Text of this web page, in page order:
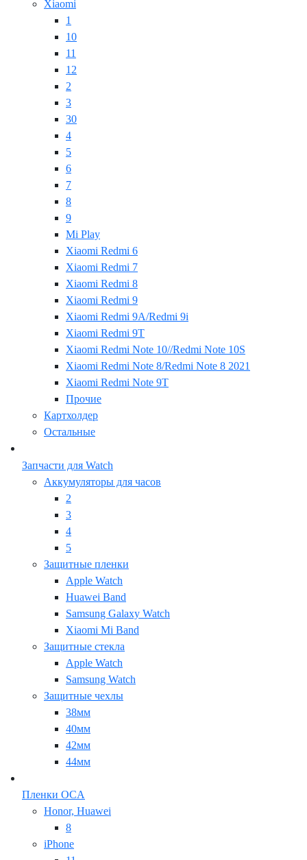
Xiaomi
1
10
11
12
2
3
30
4
5
6
7
8
9
Mi Play
Xiaomi Redmi 6
Xiaomi Redmi 7
Xiaomi Redmi 8
Xiaomi Redmi 9
Xiaomi Redmi 9A/Redmi 9i
Xiaomi Redmi 9T
Xiaomi Redmi Note 10//Redmi Note 10S
Xiaomi Redmi Note 8/Redmi Note 8 2021
Xiaomi Redmi Note 9T
Прочие
Картхолдер
Остальные
Запчасти для Watch
Аккумуляторы для часов
2
3
4
5
Защитные пленки
Apple Watch
Huawei Band
Samsung Galaxy Watch
Xiaomi Mi Band
Защитные стекла
Apple Watch
Samsung Watch
Защитные чехлы
38мм
40мм
42мм
44мм
Пленки OCA
Honor, Huawei
8
iPhone